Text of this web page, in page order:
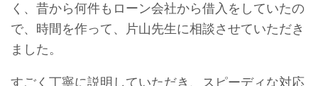
く、昔から何件もローン会社から借入をしていたの
で、時間を作って、片山先生に相談させていただき
ました。
すごく丁寧に説明していただき、スピーディな対応